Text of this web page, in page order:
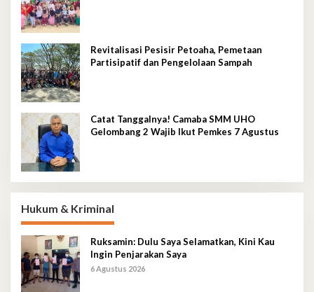
Revitalisasi Pesisir Petoaha, Pemetaan
Partisipatif dan Pengelolaan Sampah
Catat Tanggalnya! Camaba SMM UHO
Gelombang 2 Wajib Ikut Pemkes 7 Agustus
Hukum & Kriminal
Ruksamin: Dulu Saya Selamatkan, Kini Kau
Ingin Penjarakan Saya
6 Agustus 2026